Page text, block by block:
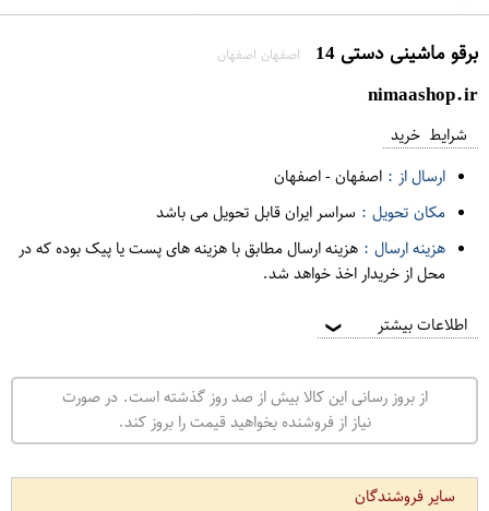
برقو ماشینی دستی 14 اصفهان اصفهان
nimaashop.ir
شرایط خرید
ارسال از : اصفهان-اصفهان
مکان تحویل : سراسر ایران قابل تحویل می باشد
هزینه ارسال : هزینه ارسال مطابق با هزینه های پست یا پیک بوده که در
محل از خریدار اخذ خواهد شد.
اطلاعات بیشتر ❯
از بروز رسانی این کالا بیش از صد روز گذشته است. در صورت
نیاز از فروشنده بخواهید قیمت را بروز کند.
سایر فروشندگان